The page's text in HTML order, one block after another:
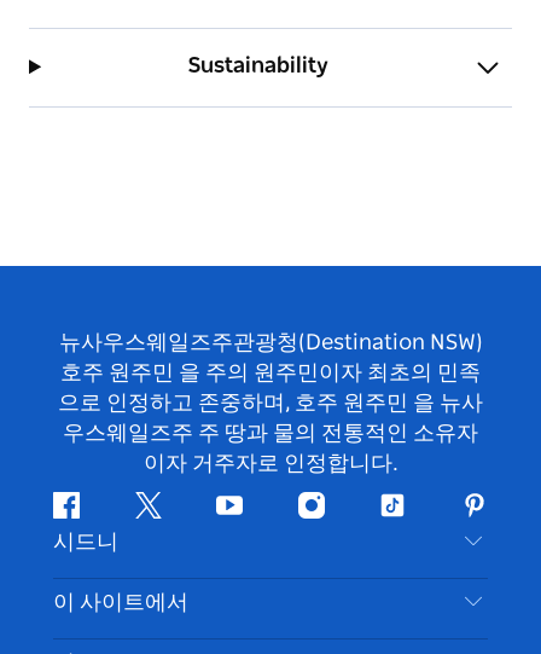
Sustainability
뉴사우스웨일즈주관광청(Destination NSW)
호주 원주민 을 주의 원주민이자 최초의 민족
으로 인정하고 존중하며, 호주 원주민 을 뉴사
우스웨일즈주 주 땅과 물의 전통적인 소유자
이자 거주자로 인정합니다.
페
이
스
북
지
귀
다
유
브
인
타
램
틱
핀
터
레
스
트
시드니
문의하기
부인 성명
이 사이트에서